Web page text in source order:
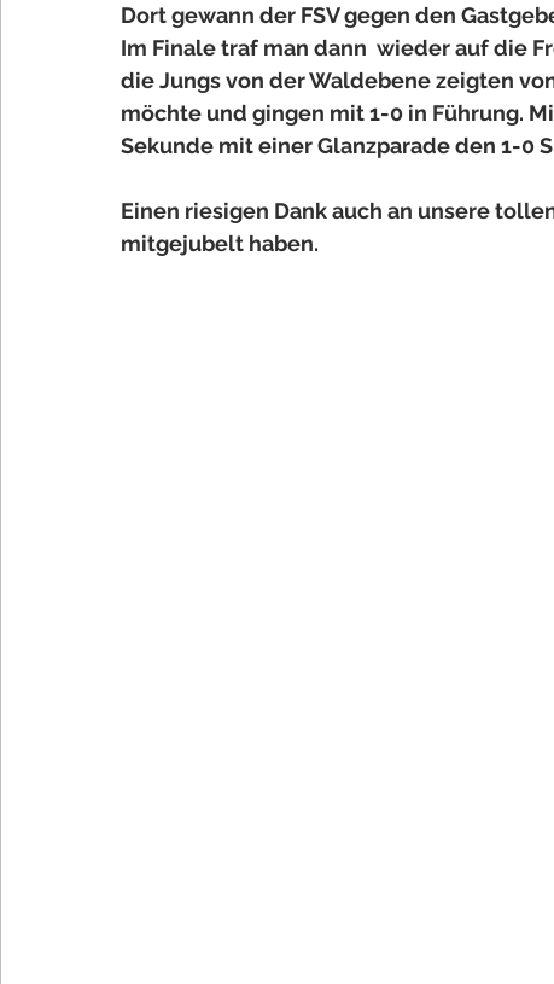
Dort gewann der FSV gegen den
Im Finale traf man dann  wieder auf die
die Jungs von der Waldebene zeigten
möchte und gingen mit 1-0 in Führung.
Sekunde mit einer Glanzparade den 1-0
Einen riesigen Dank auch an unsere
mitgejubelt haben.